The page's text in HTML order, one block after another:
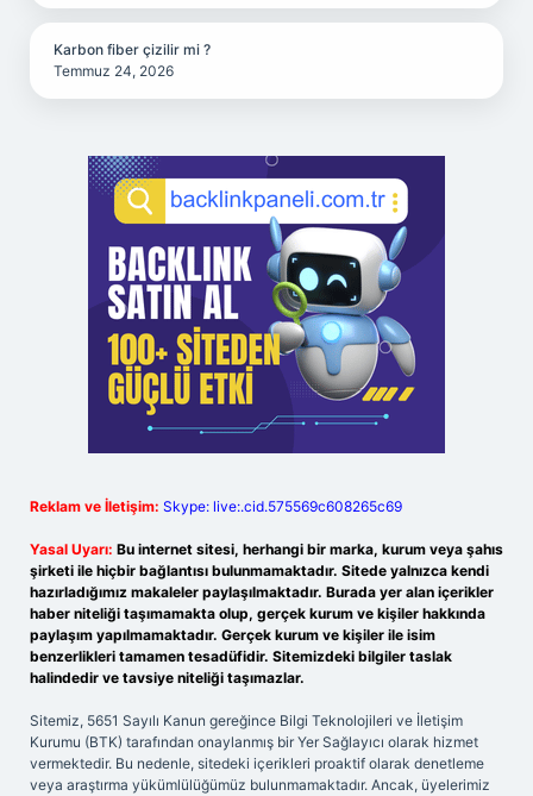
Karbon fiber çizilir mi ?
Temmuz 24, 2026
Reklam ve İletişim: Skype: live:.cid.575569c608265c69
Yasal Uyarı: Bu internet sitesi, herhangi bir marka, kurum veya şahıs
şirketi ile hiçbir bağlantısı bulunmamaktadır. Sitede yalnızca kendi
hazırladığımız makaleler paylaşılmaktadır. Burada yer alan içerikler
haber niteliği taşımamakta olup, gerçek kurum ve kişiler hakkında
paylaşım yapılmamaktadır. Gerçek kurum ve kişiler ile isim
benzerlikleri tamamen tesadüfidir. Sitemizdeki bilgiler taslak
halindedir ve tavsiye niteliği taşımazlar.
Sitemiz, 5651 Sayılı Kanun gereğince Bilgi Teknolojileri ve İletişim
Kurumu (BTK) tarafından onaylanmış bir Yer Sağlayıcı olarak hizmet
vermektedir. Bu nedenle, sitedeki içerikleri proaktif olarak denetleme
veya araştırma yükümlülüğümüz bulunmamaktadır. Ancak, üyelerimiz